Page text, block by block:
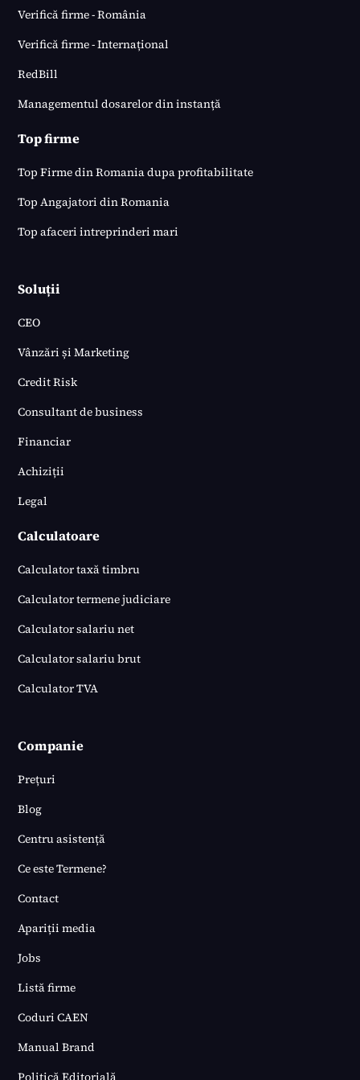
Verifică firme - România
Verifică firme - Internațional
RedBill
Managementul dosarelor din instanță
Top firme
Top Firme din Romania dupa profitabilitate
Top Angajatori din Romania
Top afaceri intreprinderi mari
Soluții
CEO
Vânzări și Marketing
Credit Risk
Consultant de business
Financiar
Achiziții
Legal
Calculatoare
Calculator taxă timbru
Calculator termene judiciare
Calculator salariu net
Calculator salariu brut
Calculator TVA
Companie
Prețuri
Blog
Centru asistență
Ce este Termene?
Contact
Apariții media
Jobs
Listă firme
Coduri CAEN
Manual Brand